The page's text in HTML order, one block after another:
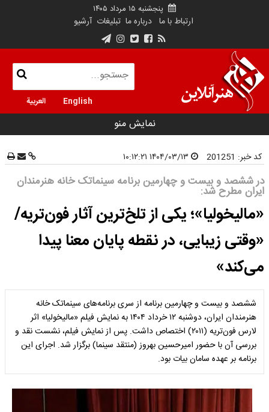
پنجشنبه ۱۵ مرداد ۱۴۰۵
ارتباط با ما درباره ما تبلیغات آرشیو
English العربية
نمایش منو
کد خبر: 201251
در ششصد و بیست و چهارمین برنامه سینماتک خانه هنرمندان
ایران مطرح شد:
«مالیخولیا»؛ یکی از تلخ‌ترین آثار فون‌تریه/
«وقتی زیبایی، در نقطه‌ پایان معنا پیدا
می‌کند»
ششصد و بیست و چهارمین برنامه از سری برنامه‌های سینماتک خانه
هنرمندان ایران، دوشنبه ۱۲ خرداد ۱۴۰۴ به نمایش فیلم «مالیخولیا» اثر
لارس فون‌تریه (۲۰۱۱) اختصاص داشت. پس از نمایش فیلم، نشست نقد و
بررسی آن با حضور امیرحسین بهروز (منتقد سینما) برگزار شد. اجرای این
برنامه بر عهده سامان بیات بود.